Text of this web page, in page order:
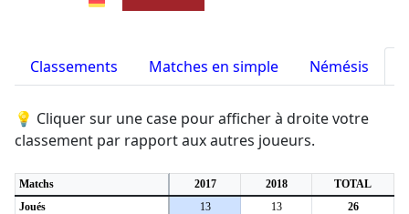
Classements Matches en simple Némésis
💡 Cliquer sur une case pour afficher à droite votre
classement par rapport aux autres joueurs.
Matchs 2017 2018
TOTAL
Joués
13 13
26